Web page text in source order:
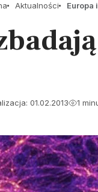
Aktualności Europa
01.02.2013 1